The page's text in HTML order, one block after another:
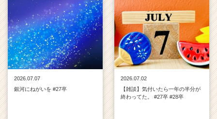
2026.07.07
銀河にねがいを #27卒
2026.07.02
【雑談】気付いたら一年の半分が
終わってた。 #27卒 #28卒